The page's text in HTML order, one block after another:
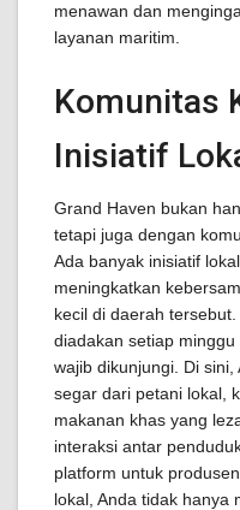
menawan dan
layanan maritim.
Komunitas
Inisiatif
Grand Haven bukan
tetapi juga dengan
Ada banyak inisiatif
meningkatkan
kecil di daerah
diadakan setiap
wajib dikunjungi. Di
segar dari petani lokal,
makanan khas yang
interaksi antar
platform untuk
lokal, Anda tidak hanya